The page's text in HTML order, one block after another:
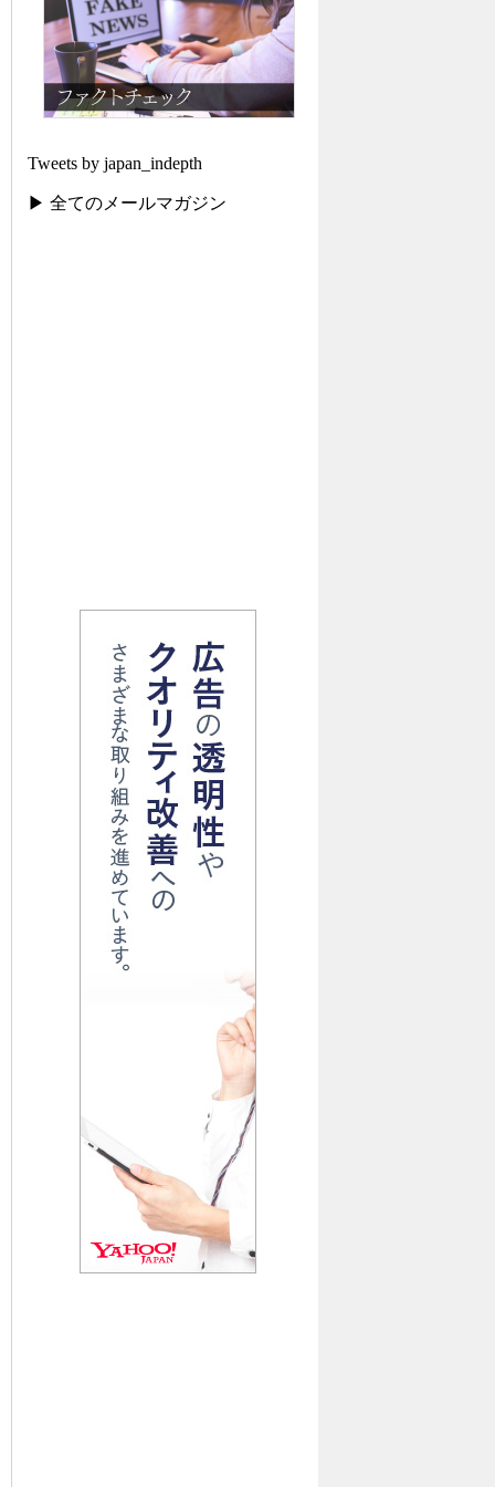
Tweets by japan_indepth
▶ 全てのメールマガジン